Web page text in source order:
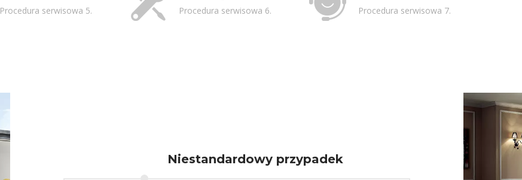
Procedura serwisowa 5. Procedura serwisowa 6. Procedura serwisowa 7.
Niestandardowy przypadek